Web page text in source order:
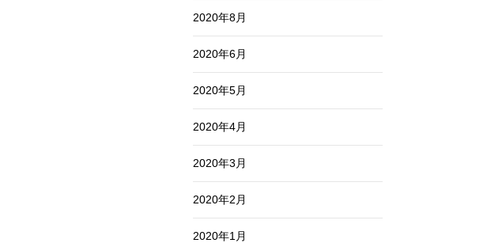
2020年8月
2020年6月
2020年5月
2020年4月
2020年3月
2020年2月
2020年1月